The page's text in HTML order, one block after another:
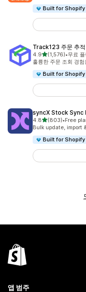
Built for Shopify
Track123 주문 추적
4.9별 5개 중
(1,576)
총 리뷰 1576개
•무료
훌륭한 주문 조회 경
Built for Shopify
syncX Stock Sync
4.8별 5개 중
(803)
총 리뷰 803개
•Free
Bulk update, import
Built for Shopify
앱 범주